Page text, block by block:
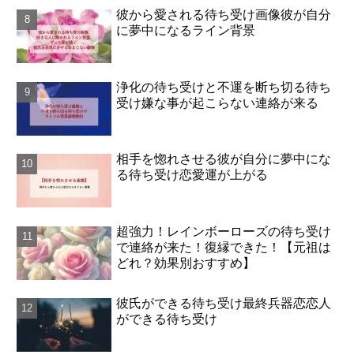
彼から愛される待ち受け画像彼が自分
に夢中になるライン背景
浄化の待ち受けと不運を断ち切る待ち
受け嫌な事が起こらない連絡が来る
相手を惚れさせる彼が自分に夢中にな
る待ち受け恋愛運が上がる
超強力！レインボーローズの待ち受け
で連絡が来た！復縁できた！【元祖は
どれ？効果別おすすめ】
彼氏ができる待ち受け最終兵器恋恋人
ができる待ち受け